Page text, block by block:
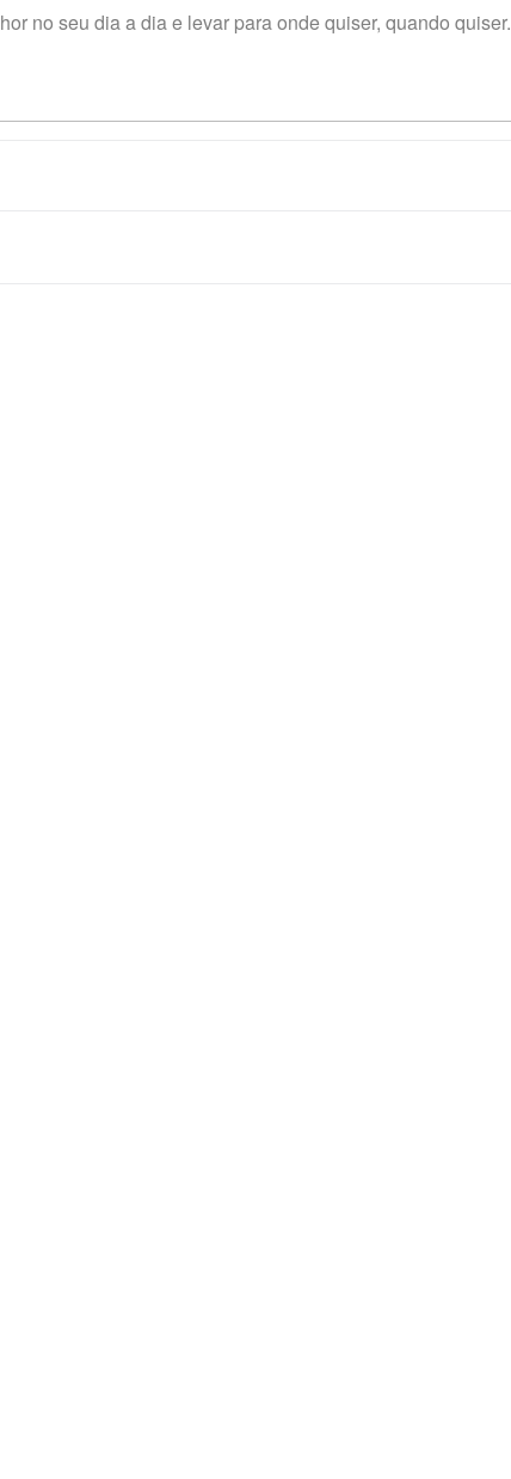
no seu dia a dia e levar para onde quiser, quando quiser.